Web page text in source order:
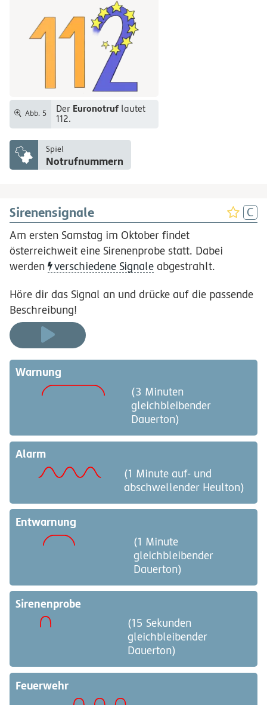
Abb. 5 Der Euronotruflautet
112.
Spiel
Notrufnummern
Sirenensignale
Am ersten Samstag im Oktober findet
österreichweit eine Sirenenprobe statt. Dabei
werden
verschiedene Signale abgestrahlt.
Höre dir das Signal an und drücke auf die passende
Beschreibung!
Warnung
(3 Minuten
gleichbleibender
Dauerton)
Alarm
(1 Minute auf- und
abschwellender Heulton)
Entwarnung
(1 Minute
gleichbleibender
Dauerton)
Sirenenprobe
(15 Sekunden
gleichbleibender
Dauerton)
Feuerwehr